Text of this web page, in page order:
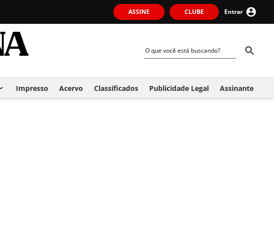
ASSINE CLUBE Entrar
Impresso Acervo Classificados Publicidade Legal Assinante